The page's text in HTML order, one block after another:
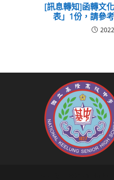
[訊息轉知]函轉文
表」1份，請參